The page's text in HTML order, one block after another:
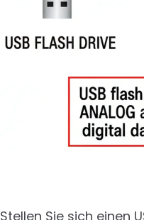
Stellen Sie sich einen